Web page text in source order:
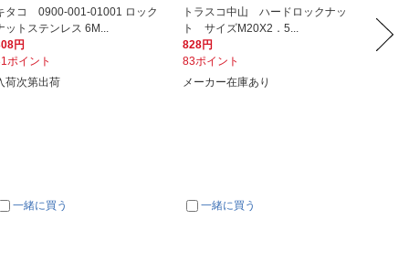
タコ 0900-001-01001 ロック
ットステンレス 6M...
円
ポイント
荷次第出荷
一緒に買う
トラスコ中山 ハードロックナッ
ト サイズM20X2．5...
828円
83ポイント
メーカー在庫あり
一緒に買う
ナッ
1,890円